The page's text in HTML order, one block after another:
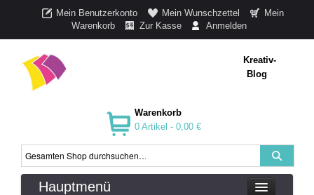
Mein Benutzerkonto Mein Wunschzettel
Mein
Warenkorb
Zur Kasse Anmelden
Kreativ-
Blog
Warenkorb
0 Artikel - 0,00 €
Hauptmenü